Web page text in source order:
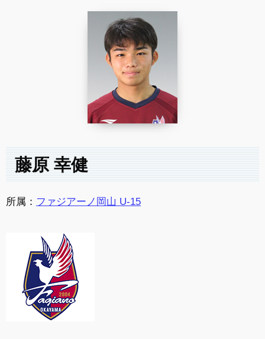
藤原 幸健
所属： ファジアーノ岡山 U-15